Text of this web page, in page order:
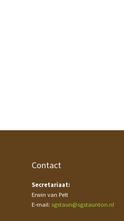
Contact
Secretariaat:
Erwin van Pelt
E-mail: sgstaun@sgstaunton.nl